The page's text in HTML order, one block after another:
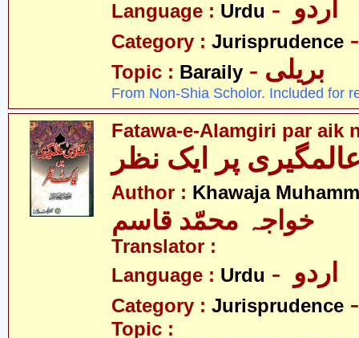
Language : Urdu
Category : Jurisprudence
Topic : Baraily - بریلی
From Non-Shia Scholor. Included for
Fatawa-e-Alamgiri par aik
Author : Khawaja
خواجہ محمّد قاسم
Translator :
Language : Urdu
Category : Jurisprudence
Topic :